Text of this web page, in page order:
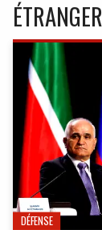
ÉTRANGER
DÉFENSE